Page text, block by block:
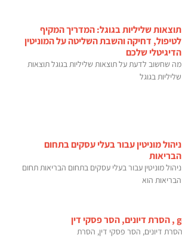
תוצאות שליליות בגוגל: המדריך המקיף
לטיפול, דחיקה והשבת השליטה על המוניטין
הדיגיטלי שלכם
מה שחשוב לדעת על תוצאות שליליות בגוגל תוצאות
שליליות בגוגל
ניהול מוניטין עבור בעלי עסקים בתחום
הבריאות
ניהול מוניטין עבור בעלי עסקים בתחום הבריאות תחום
הבריאות הוא